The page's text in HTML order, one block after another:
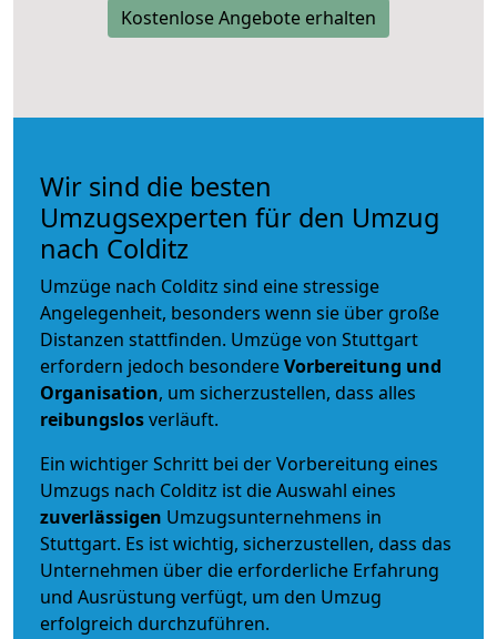
Kostenlose Angebote erhalten
Wir sind die besten
Umzugsexperten für den Umzug
nach Colditz
Umzüge nach Colditz sind eine stressige
Angelegenheit, besonders wenn sie über große
Distanzen stattfinden. Umzüge von Stuttgart
erfordern jedoch besondereVorbereitung und
Organisation, um sicherzustellen, dass alles
reibungslosverläuft.
Ein wichtiger Schritt bei der Vorbereitung eines
Umzugs nach Colditz ist die Auswahl eines
zuverlässigen Umzugsunternehmens in
Stuttgart. Es ist wichtig, sicherzustellen, dass das
Unternehmen über die erforderliche Erfahrung
und Ausrüstung verfügt, um den Umzug
erfolgreich durchzuführen.